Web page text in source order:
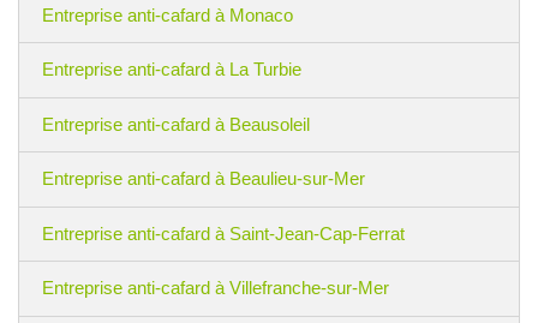
Entreprise anti-cafard à Monaco
Entreprise anti-cafard à La Turbie
Entreprise anti-cafard à Beausoleil
Entreprise anti-cafard à Beaulieu-sur-Mer
Entreprise anti-cafard à Saint-Jean-Cap-Ferrat
Entreprise anti-cafard à Villefranche-sur-Mer